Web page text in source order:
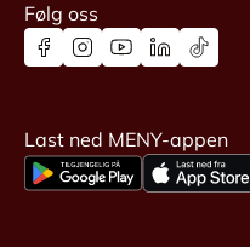
Følg oss
Last ned MENY-appen